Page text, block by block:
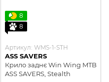
8
8
Артикул: WMS-1-STH
ASS SAVERS
Крило заднє Win Wing MTB
ASS SAVERS, Stealth